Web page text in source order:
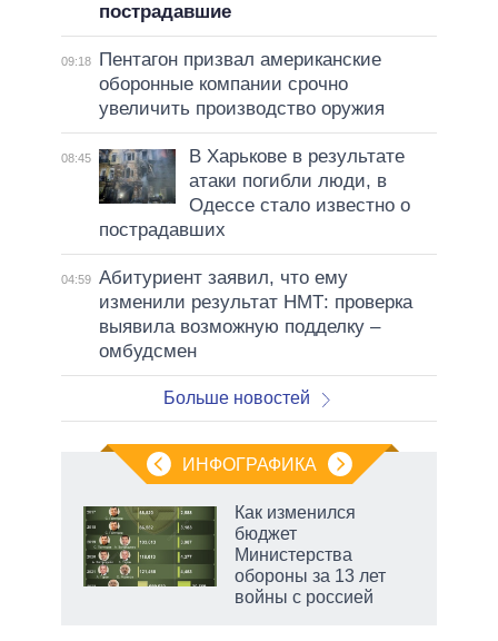
пострадавшие
09:18
Пентагон призвал американские
оборонные компании срочно
увеличить производство оружия
08:45
В Харькове в результате
атаки погибли люди, в
Одессе стало известно о
пострадавших
04:59 Абитуриент заявил, что ему
изменили результат НМТ: проверка
выявила возможную подделку –
омбудсмен
Больше новостей
ИНФОГРАФИКА
Как изменился
бюджет
Министерства
обороны за 13 лет
войны с россией